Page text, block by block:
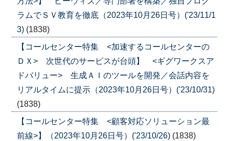
ラムでＳＶ教育を徹底（2023年10月26日号）('23/11/1
3) (1838)
【コールセンター特集 <加速するコールセンターの
ＤＸ> 次世代のサービスが台頭】 <ギグワークスア
ドバリュー> 生成ＡＩのツールを開発／会話内容を
リアルタイムに提示（2023年10月26日号）('23/10/31)
(1838)
【コールセンター特集 <顧客対応ソリューション最
前線>】（2023年10月26日号）('23/10/26) (1838)